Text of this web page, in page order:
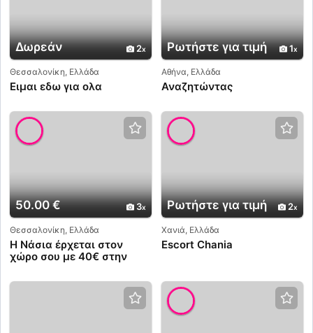
Δωρεάν 2
Θεσσαλονίκη, Ελλάδα
Ειμαι εδω για ολα
Ρωτήστε για τιμή 1
Αθήνα, Ελλάδα
Αναζητώντας
50.00 € 3
Θεσσαλονίκη, Ελλάδα
Η Νάσια έρχεται στον
χώρο σου με 40€ στην
Ρωτήστε για τιμή 2
Χανιά, Ελλάδα
Escort Chania